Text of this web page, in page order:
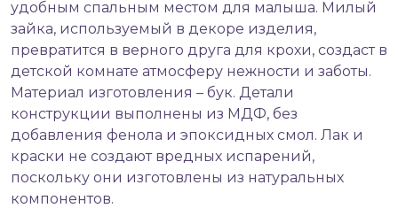
удобным спальным местом для малыша. Милый
зайка, используемый в декоре изделия,
превратится в верного друга для крохи, создаст в
детской комнате атмосферу нежности и заботы.
Материал изготовления – бук. Детали
конструкции выполнены из МДФ, без
добавления фенола и эпоксидных смол. Лак и
краски не создают вредных испарений,
поскольку они изготовлены из натуральных
компонентов.